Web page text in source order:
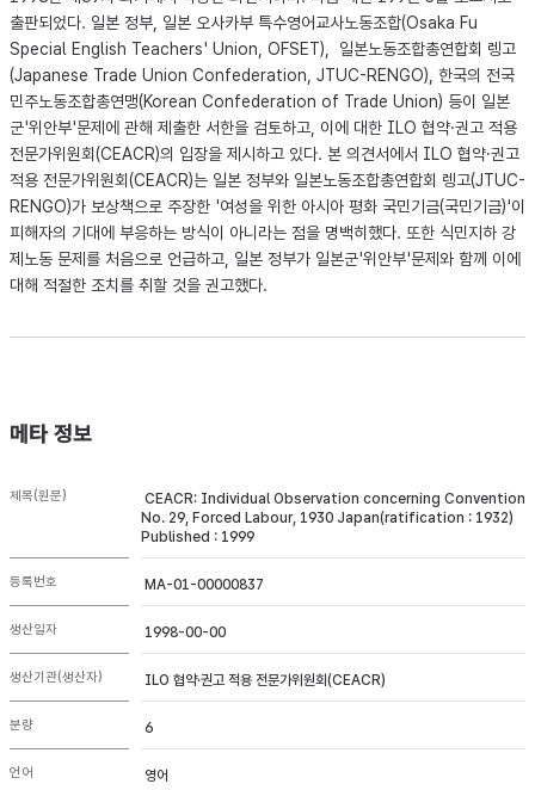
출판되었다. 일본 정부, 일본 오사카부 특수영어교사노동조합(Osaka Fu
Special English Teachers' Union, OFSET), 일본노동조합총연합회 렝고
(Japanese Trade Union Confederation, JTUC-RENGO), 한국의 전국
민주노동조합총연맹(Korean Confederation of Trade Union) 등이 일본
군'위안부'문제에 관해 제출한 서한을 검토하고, 이에 대한 ILO 협약·권고 적용
전문가위원회(CEACR)의 입장을 제시하고 있다. 본 의견서에서 ILO 협약·권고
적용 전문가위원회(CEACR)는 일본 정부와 일본노동조합총연합회 렝고(JTUC-
RENGO)가 보상책으로 주장한 '여성을 위한 아시아 평화 국민기금(국민기금)'이
피해자의 기대에 부응하는 방식이 아니라는 점을 명백히했다. 또한 식민지하 강
제노동 문제를 처음으로 언급하고, 일본 정부가 일본군'위안부'문제와 함께 이에
대해 적절한 조치를 취할 것을 권고했다.
메타 정보
제목(원문)
CEACR: Individual Observation concerning Convention
No. 29, Forced Labour, 1930 Japan(ratification : 1932)
Published : 1999
등록번호 MA-01-00000837
생산일자 1998-00-00
생산기관(생산자) ILO 협약·권고 적용 전문가위원회(CEACR)
분량 6
언어 영어